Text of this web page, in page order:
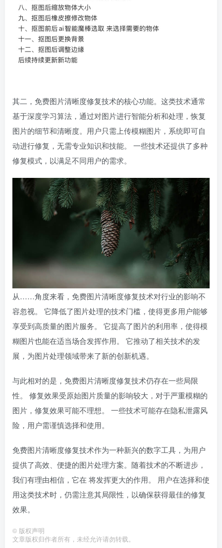
其二，免费图片清晰度修复技术的核心功能。这类技术通常
基于深度学习算法，通过对图片进行智能分析和处理，恢复
图片的细节和清晰度。用户只需上传模糊图片，系统即可自
动进行修复，无需专业知识和技能。 一些技术还提供了多种
修复模式，以满足不同用户的需求。
从……角度来看，免费图片清晰度修复技术对行业的影响不
容忽视。 它降低了图片处理的技术门槛，使得更多用户能够
享受到高质量的图片服务。 它提高了图片的利用率，使得模
糊图片也能在适当场合发挥作用。 它推动了相关技术的发
展，为图片处理领域带来了新的创新机遇。
与此相对的是，免费图片清晰度修复技术仍存在一些局限
性。 修复效果受原始图片质量的影响较大，对于严重模糊的
图片，修复效果可能不理想。 一些技术可能存在隐私泄露风
险，用户需谨慎选择和使用。
免费图片清晰度修复技术作为一种新兴的数字工具，为用户
提供了高效、便捷的图片处理方案。随着技术的不断进步，
我们有理由相信，它在 将发挥更大的作用。 用户在选择和使
用这类技术时，仍需注意其局限性，以确保获得最佳的修复
效果。
© 版权声明
文章版权归作者所有，未经允许请勿转载。